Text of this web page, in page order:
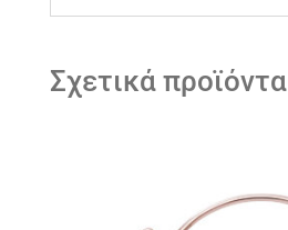
Σχετικά προϊόντα